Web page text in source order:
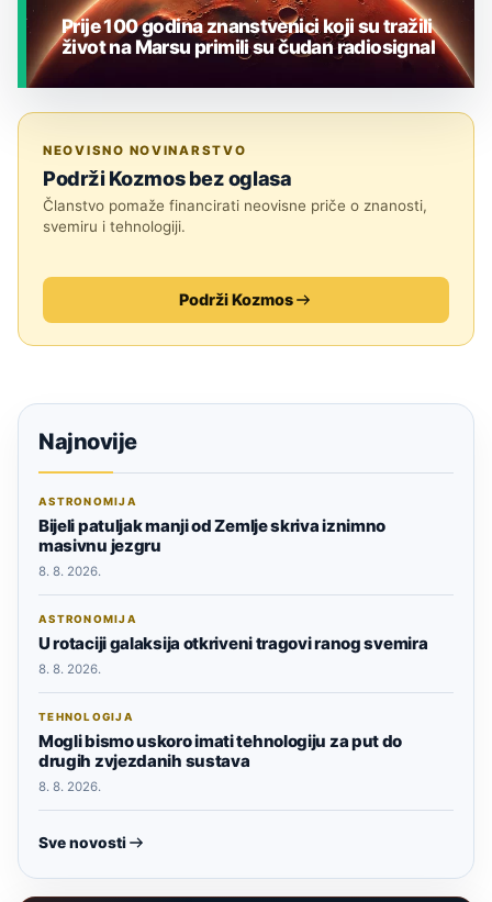
Prije 100 godina znanstvenici koji su tražili
život na Marsu primili su čudan radiosignal
NEOVISNO NOVINARSTVO
Podrži Kozmos bez oglasa
Članstvo pomaže financirati neovisne priče o znanosti,
svemiru i tehnologiji.
Podrži Kozmos
Najnovije
ASTRONOMIJA
Bijeli patuljak manji od Zemlje skriva iznimno
masivnu jezgru
8. 8. 2026.
ASTRONOMIJA
U rotaciji galaksija otkriveni tragovi ranog svemira
8. 8. 2026.
TEHNOLOGIJA
Mogli bismo uskoro imati tehnologiju za put do
drugih zvjezdanih sustava
8. 8. 2026.
Sve novosti